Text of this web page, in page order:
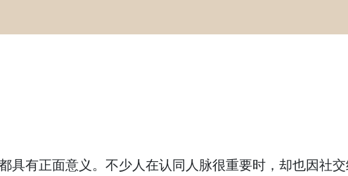
有正面意义。不少人在认同人脉很重要时，却也因社